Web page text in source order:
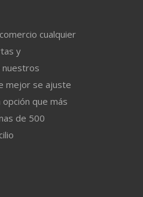
cualquier
y
nuestros
mejor se ajuste
que más
de 500